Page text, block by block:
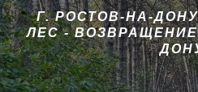
Г. РОСТОВ-НА-
ЛЕС -